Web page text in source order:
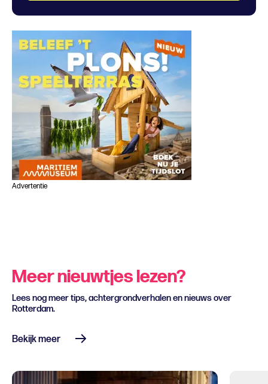
Advertentie
Meer nieuwtjes lezen?
Lees nog meer tips, achtergrondverhalen en nieuws over
Rotterdam.
Bekijk meer